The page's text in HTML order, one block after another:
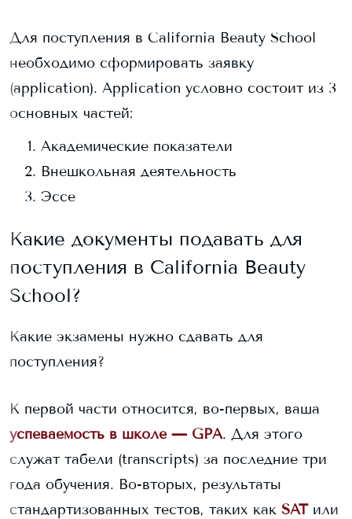
Для поступления в California Beauty School
необходимо сформировать заявку
(application). Application условно состоит из 3
основных частей:
Академические показатели
Внешкольная деятельность
Эссе
Какие документы подавать для
поступления в California Beauty
School?
Какие экзамены нужно сдавать для
поступления?
К первой части относится, во-первых, ваша
успеваемость в школе — GPA. Для этого
служат табели (transcripts) за последние три
года обучения. Во-вторых, результаты
стандартизованных тестов, таких как SAT или